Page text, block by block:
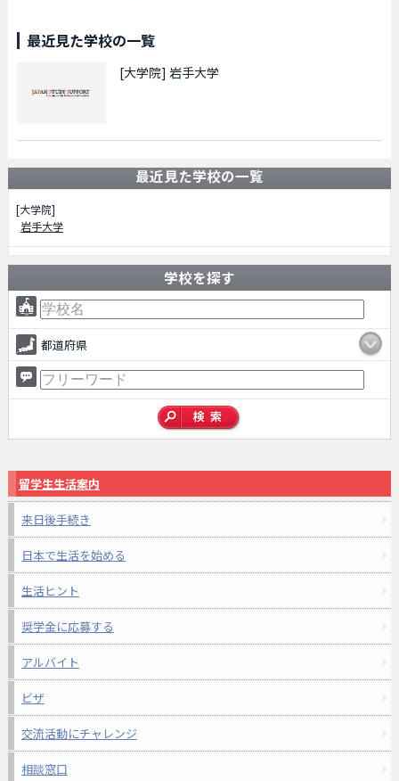
最近見た学校の一覧
[大学院] 岩手大学
最近見た学校の一覧
[大学院]
岩手大学
学校を探す
都道府県
留学生生活案内
来日後手続き
日本で生活を始める
生活ヒント
奨学金に応募する
アルバイト
ビザ
交流活動にチャレンジ
相談窓口